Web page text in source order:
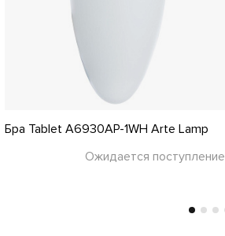
Бра Tablet A6930AP-1WH Arte Lamp
Ожидается поступление